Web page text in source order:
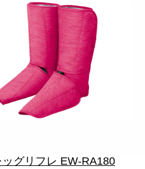
ッグリフレ EW-RA180